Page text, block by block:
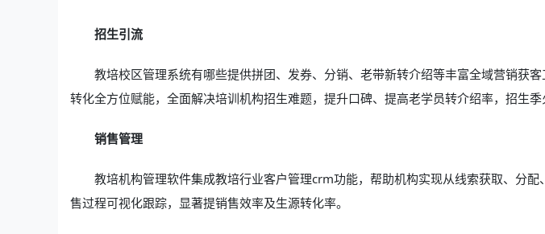
招生引流
教培校区管理系统有哪些提供拼团、发券、分销、老带新转介绍等丰富全域营销获
转化全方位赋能，全面解决培训机构招生难题，提升口碑、提高老学员转介绍率，招生季
销售管理
教培机构管理软件集成教培行业客户管理crm功能，帮助机构实现从线索获取、分
售过程可视化跟踪，显著提销售效率及生源转化率。